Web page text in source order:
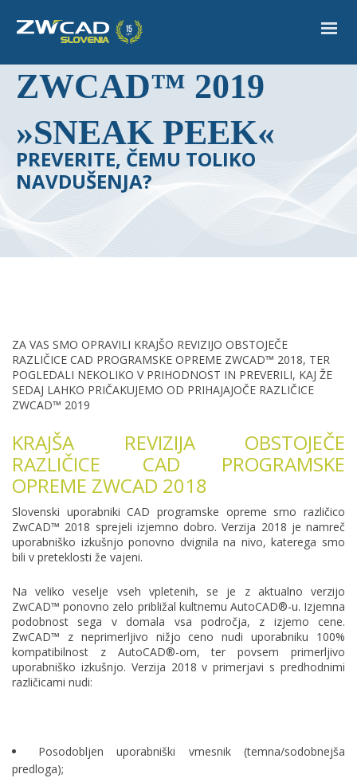
ZWCAD™ 2019
»SNEAK PEEK«
PREVERITE, ČEMU TOLIKO
NAVDUŠENJA?
ZA VAS SMO OPRAVILI KRAJŠO REVIZIJO OBSTOJEČE
RAZLIČICE CAD PROGRAMSKE OPREME ZWCAD™ 2018, TER
POGLEDALI NEKOLIKO V PRIHODNOST IN PREVERILI, KAJ ŽE
SEDAJ LAHKO PRIČAKUJEMO OD PRIHAJAJOČE RAZLIČICE
ZWCAD™ 2019
KRAJŠA REVIZIJA OBSTOJEČE
RAZLIČICE CAD PROGRAMSKE
OPREME ZWCAD 2018
Slovenski uporabniki CAD programske opreme smo različico
ZwCAD™ 2018 sprejeli izjemno dobro. Verzija 2018 je namreč
uporabniško izkušnjo ponovno dvignila na nivo, katerega smo
bili v preteklosti že vajeni.
Na veliko veselje vseh vpletenih, se je z aktualno verzijo
ZwCAD™ ponovno zelo približal kultnemu AutoCAD®-u. Izjemna
podobnost sega v domala vsa področja, z izjemo cene.
ZwCAD™ z neprimerljivo nižjo ceno nudi uporabniku 100%
kompatibilnost z AutoCAD®-om, ter povsem primerljivo
uporabniško izkušnjo. Verzija 2018 v primerjavi s predhodnimi
različicami nudi:
Posodobljen uporabniški vmesnik (temna/sodobnejša
predloga);